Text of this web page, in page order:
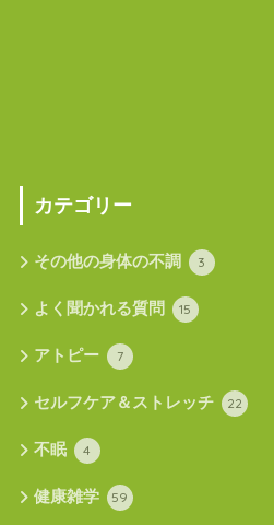
カテゴリー
その他の身体の不調 3
よく聞かれる質問 15
アトピー 7
セルフケア＆ストレッチ 22
不眠 4
健康雑学 59